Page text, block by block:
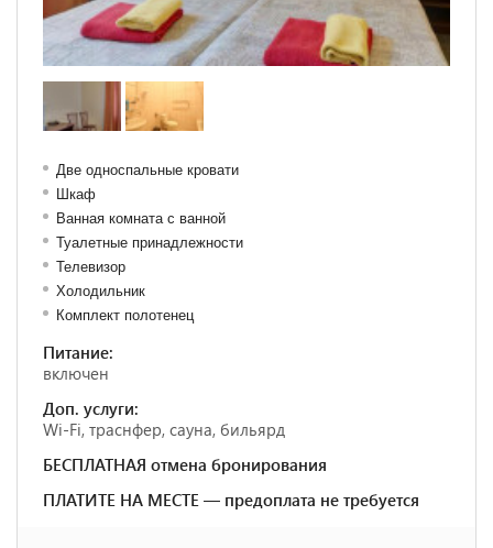
Две односпальные кровати
Шкаф
Ванная комната с ванной
Туалетные принадлежности
Телевизор
Холодильник
Комплект полотенец
Питание:
включен
Доп. услуги:
Wi-Fi, траснфер, сауна, бильярд
БЕСПЛАТНАЯ отмена бронирования
ПЛАТИТЕ НА МЕСТЕ — предоплата не требуется